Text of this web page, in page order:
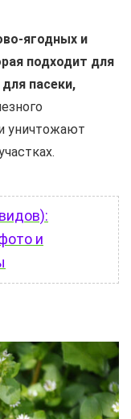
ягодных и
подходит для
пасеки,
уничтожают
и